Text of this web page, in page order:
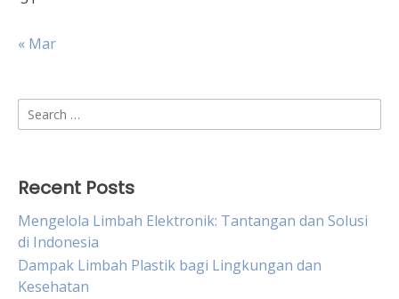
« Mar
Search
for:
Recent Posts
Mengelola Limbah Elektronik: Tantangan dan Solusi
di Indonesia
Dampak Limbah Plastik bagi Lingkungan dan
Kesehatan